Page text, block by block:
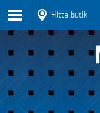
Hitta butik